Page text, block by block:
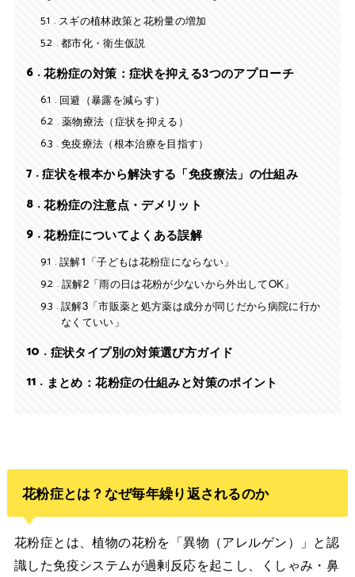
5.1
スギの植林政策と花粉量の増加
5.2 都市化・衛生仮説
6
花粉症の対策：症状を抑える3つのアプローチ
6.1
回避（暴露を減らす）
6.2 薬物療法（症状を抑える）
6.3 免疫療法（根本治療を目指す）
7 症状を根本から解決する「免疫療法」の仕組み
8 花粉症の注意点・デメリット
9
花粉症についてよくある誤解
9.1
誤解1「子どもは花粉症にならない」
9.2 誤解2「雨の日は花粉が少ないから外出してOK」
9.3 誤解3「市販薬と処方薬は成分が同じだから病院に行か
なくていい」
10 症状タイプ別の対策選び方ガイド
11 まとめ：花粉症の仕組みと対策のポイント
花粉症とは？なぜ毎年繰り返されるのか
花粉症とは、植物の花粉を「異物（アレルゲン）」と認
識した免疫システムが過剰反応を起こし、くしゃみ・鼻